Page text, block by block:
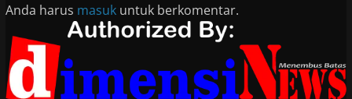
Anda harus masukuntuk berkomentar.